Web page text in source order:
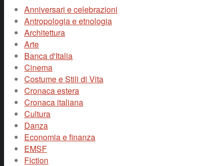
Anniversari e celebrazioni
Antropologia e etnologia
Architettura
Arte
Banca d'Italia
Cinema
Costume e Stili di Vita
Cronaca estera
Cronaca italiana
Cultura
Danza
Economia e finanza
EMSF
Fiction